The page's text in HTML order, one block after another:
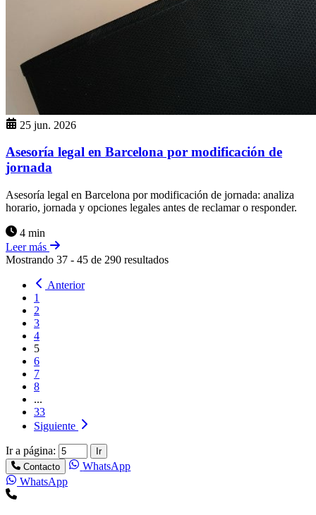
25 jun. 2026
Asesoría legal en Barcelona por modificación de
jornada
Asesoría legal en Barcelona por modificación de jornada: analiza
horario, jornada y opciones legales antes de reclamar o responder.
4 min
Leer más
Mostrando 37 - 45 de 290 resultados
Anterior
1
2
3
4
5
6
7
8
...
33
Siguiente
Ir a página:
Ir
Contacto
WhatsApp
WhatsApp